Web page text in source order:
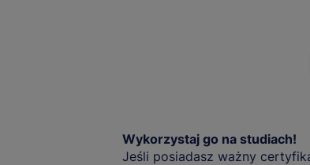
Wykorzystaj go na studiach!
Jeśli posiadasz ważny